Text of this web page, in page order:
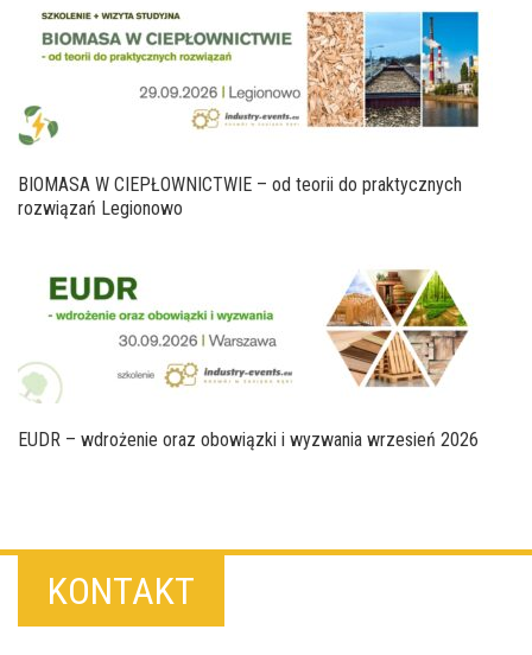
BIOMASA W CIEPŁOWNICTWIE – od teorii do praktycznych
rozwiązań Legionowo
EUDR – wdrożenie oraz obowiązki i wyzwania wrzesień 2026
KONTAKT